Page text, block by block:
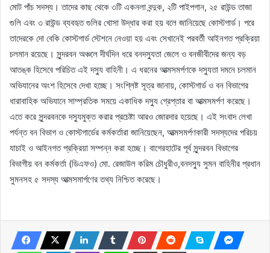
মোট পাঁচ সদস্য। তাদের কাছ থেকে ৩টি একনলা বন্দুক, ২টি পাইপগান, ২৫ রাউন্ড তাজা
গুলি এবং ৩ রাউন্ড ব্যবহৃত গুলির খোসা উদ্ধার করা হয় বলে জানিয়েছে কোস্টগার্ড। পরে
তাদেরকে দো বেকি কোস্টগার্ড স্টেশনে নেওয়া হয় এবং সেখানেই পরবর্তী আইনগত প্রক্রিয়া
চলমান রয়েছে। সুন্দরবন অঞ্চলে দীর্ঘদিন ধরে বনদস্যুতা জেলে ও বনজীবীদের জন্য বড়
আতঙ্ক হিসেবে পরিচিত এই দস্যু বাহিনী। এ ধরনের আত্মসমর্পণকে দস্যুতা দমনে চলমান
অভিযানের অংশ হিসেবে দেখা হচ্ছে। সংশ্লিষ্ট সূত্র জানায়, কোস্টগার্ড ও বন বিভাগের
ধারাবাহিক অভিযানে সাম্প্রতিক সময়ে একাধিক দস্যু গ্রেপ্তার বা আত্মসমর্পণ করেছে।
এতে করে সুন্দরবনকে দস্যুমুক্ত করার প্রচেষ্টা আরও জোরদার হয়েছে। এই সংবাদ লেখা
পর্যন্ত বন বিভাগ ও কোস্টগার্ডের কর্মকর্তারা জানিয়েছেন, আত্মসমর্পণকারী সদস্যদের পরিচয়
যাচাই ও আইনগত প্রক্রিয়া সম্পন্ন করা হচ্ছে। বাগেরহাটের পূর্ব সুন্দরবন বিভাগের
বিভাগীয় বন কর্মকর্তা (ডিএফও) মো. রেজাউল করিম চৌধুরীও,বনদস্যু সুমন বাহিনীর প্রধান
সুমনসহ ৫ সদস্য আত্মসমার্পণের তথ্য নিশ্চিত করেছে।